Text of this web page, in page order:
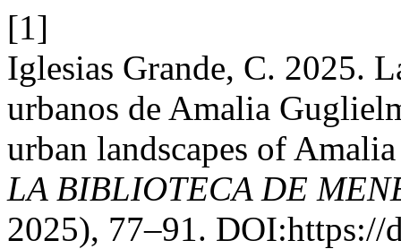
[1]
Iglesias Grande, C. 2025.
urbanos de Amalia
urban landscapes of
LA BIBLIOTECA DE
2025), 77–91. DOI:https://